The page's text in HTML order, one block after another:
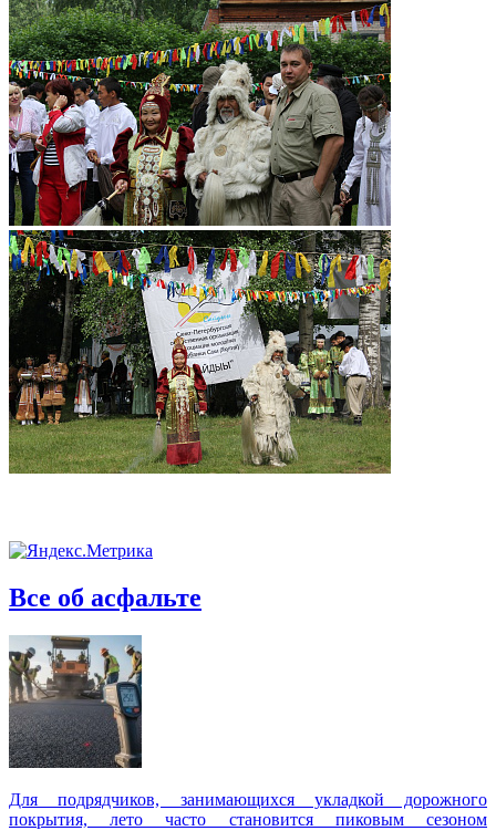
Все об асфальте
Для подрядчиков, занимающихся укладкой дорожного
покрытия, лето часто становится пиковым сезоном